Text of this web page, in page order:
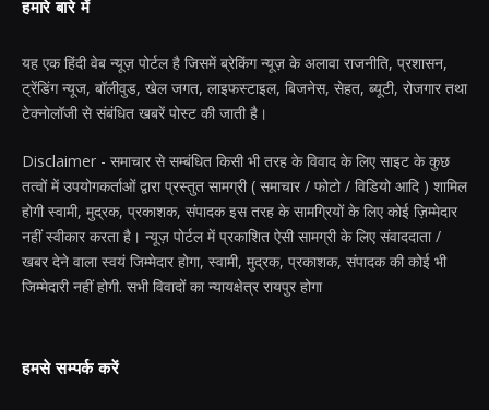
हमारे बारे में
यह एक हिंदी वेब न्यूज़ पोर्टल है जिसमें ब्रेकिंग न्यूज़ के अलावा राजनीति, प्रशासन,
ट्रेंडिंग न्यूज, बॉलीवुड, खेल जगत, लाइफस्टाइल, बिजनेस, सेहत, ब्यूटी, रोजगार तथा
टेक्नोलॉजी से संबंधित खबरें पोस्ट की जाती है।
Disclaimer - समाचार से सम्बंधित किसी भी तरह के विवाद के लिए साइट के कुछ
तत्वों में उपयोगकर्ताओं द्वारा प्रस्तुत सामग्री ( समाचार / फोटो / विडियो आदि ) शामिल
होगी स्वामी, मुद्रक, प्रकाशक, संपादक इस तरह के सामग्रियों के लिए कोई ज़िम्मेदार
नहीं स्वीकार करता है। न्यूज़ पोर्टल में प्रकाशित ऐसी सामग्री के लिए संवाददाता /
खबर देने वाला स्वयं जिम्मेदार होगा, स्वामी, मुद्रक, प्रकाशक, संपादक की कोई भी
जिम्मेदारी नहीं होगी. सभी विवादों का न्यायक्षेत्र रायपुर होगा
हमसे सम्पर्क करें